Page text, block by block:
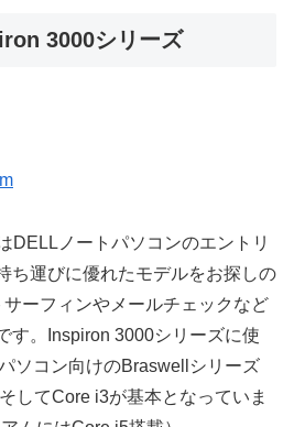
3000シリーズ
DELLノートパソコンのエントリ
ち運びに優れたモデルをお探しの
ーフィンやメールチェックなど
す。Inspiron 3000シリーズに使
ソコン向けのBraswellシリーズ
してCore i3が基本となっていま